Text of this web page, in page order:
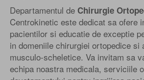
Departamentul de Chirurgie
Centrokinetic este dedicat sa ofere
pacientilor si educatie de exceptie
in domeniile chirurgiei ortopedice si
musculo-scheletice. Va invitam sa
echipa noastra medicala, serviciile